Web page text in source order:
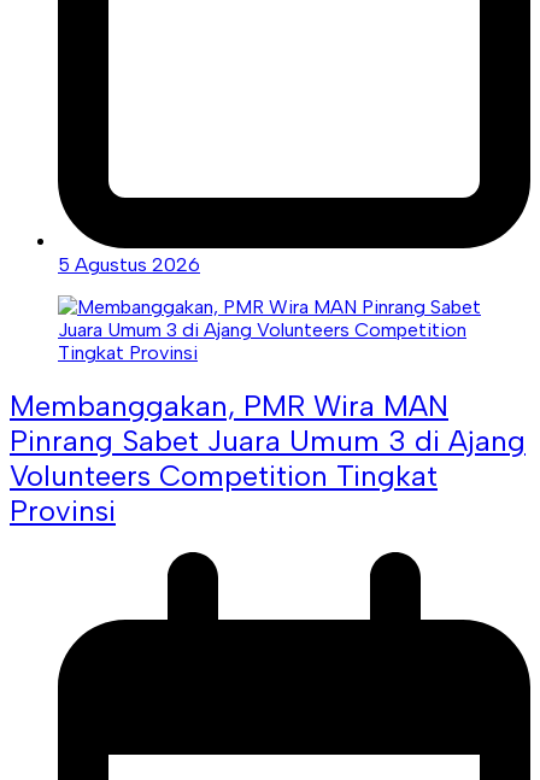
5 Agustus 2026
Membanggakan, PMR Wira MAN
Pinrang Sabet Juara Umum 3 di Ajang
Volunteers Competition Tingkat
Provinsi